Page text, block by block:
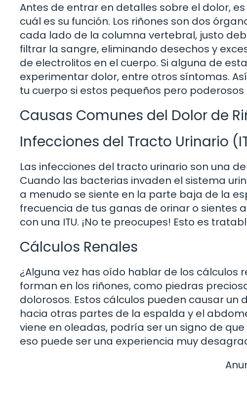
Antes de entrar en detalles sobre el dolor,
cuál es su función. Los riñones son dos
cada lado de la columna vertebral, justo
filtrar la sangre, eliminando desechos y
de electrolitos en el cuerpo. Si alguna de
experimentar dolor, entre otros síntomas.
tu cuerpo si estos pequeños pero
Causas Comunes del Dolor de
Infecciones del Tracto Urinario
Las infecciones del tracto urinario son una
Cuando las bacterias invaden el sistema
a menudo se siente en la parte baja de la
frecuencia de tus ganas de orinar o sientes
con una ITU. ¡No te preocupes! Esto es
Cálculos Renales
¿Alguna vez has oído hablar de los cálculos
forman en los riñones, como piedras
dolorosos. Estos cálculos pueden causar
hacia otras partes de la espalda y el
viene en oleadas, podría ser un signo de
eso puede ser una experiencia muy